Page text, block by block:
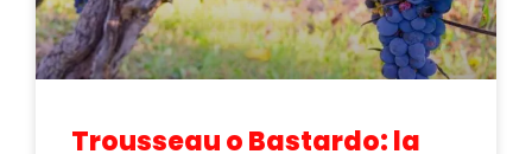
Trousseau o Bastardo: la